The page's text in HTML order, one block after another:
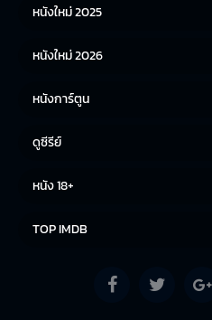
หนังญี่ปุ่น
หนังใหม่ 2025
หนังใหม่ 2026
หนังการ์ตูน
ดูซีรีย์
หนัง 18+
TOP IMDB